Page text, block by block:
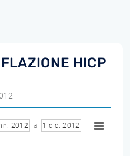
HICP
2012 a 1 dic. 2012